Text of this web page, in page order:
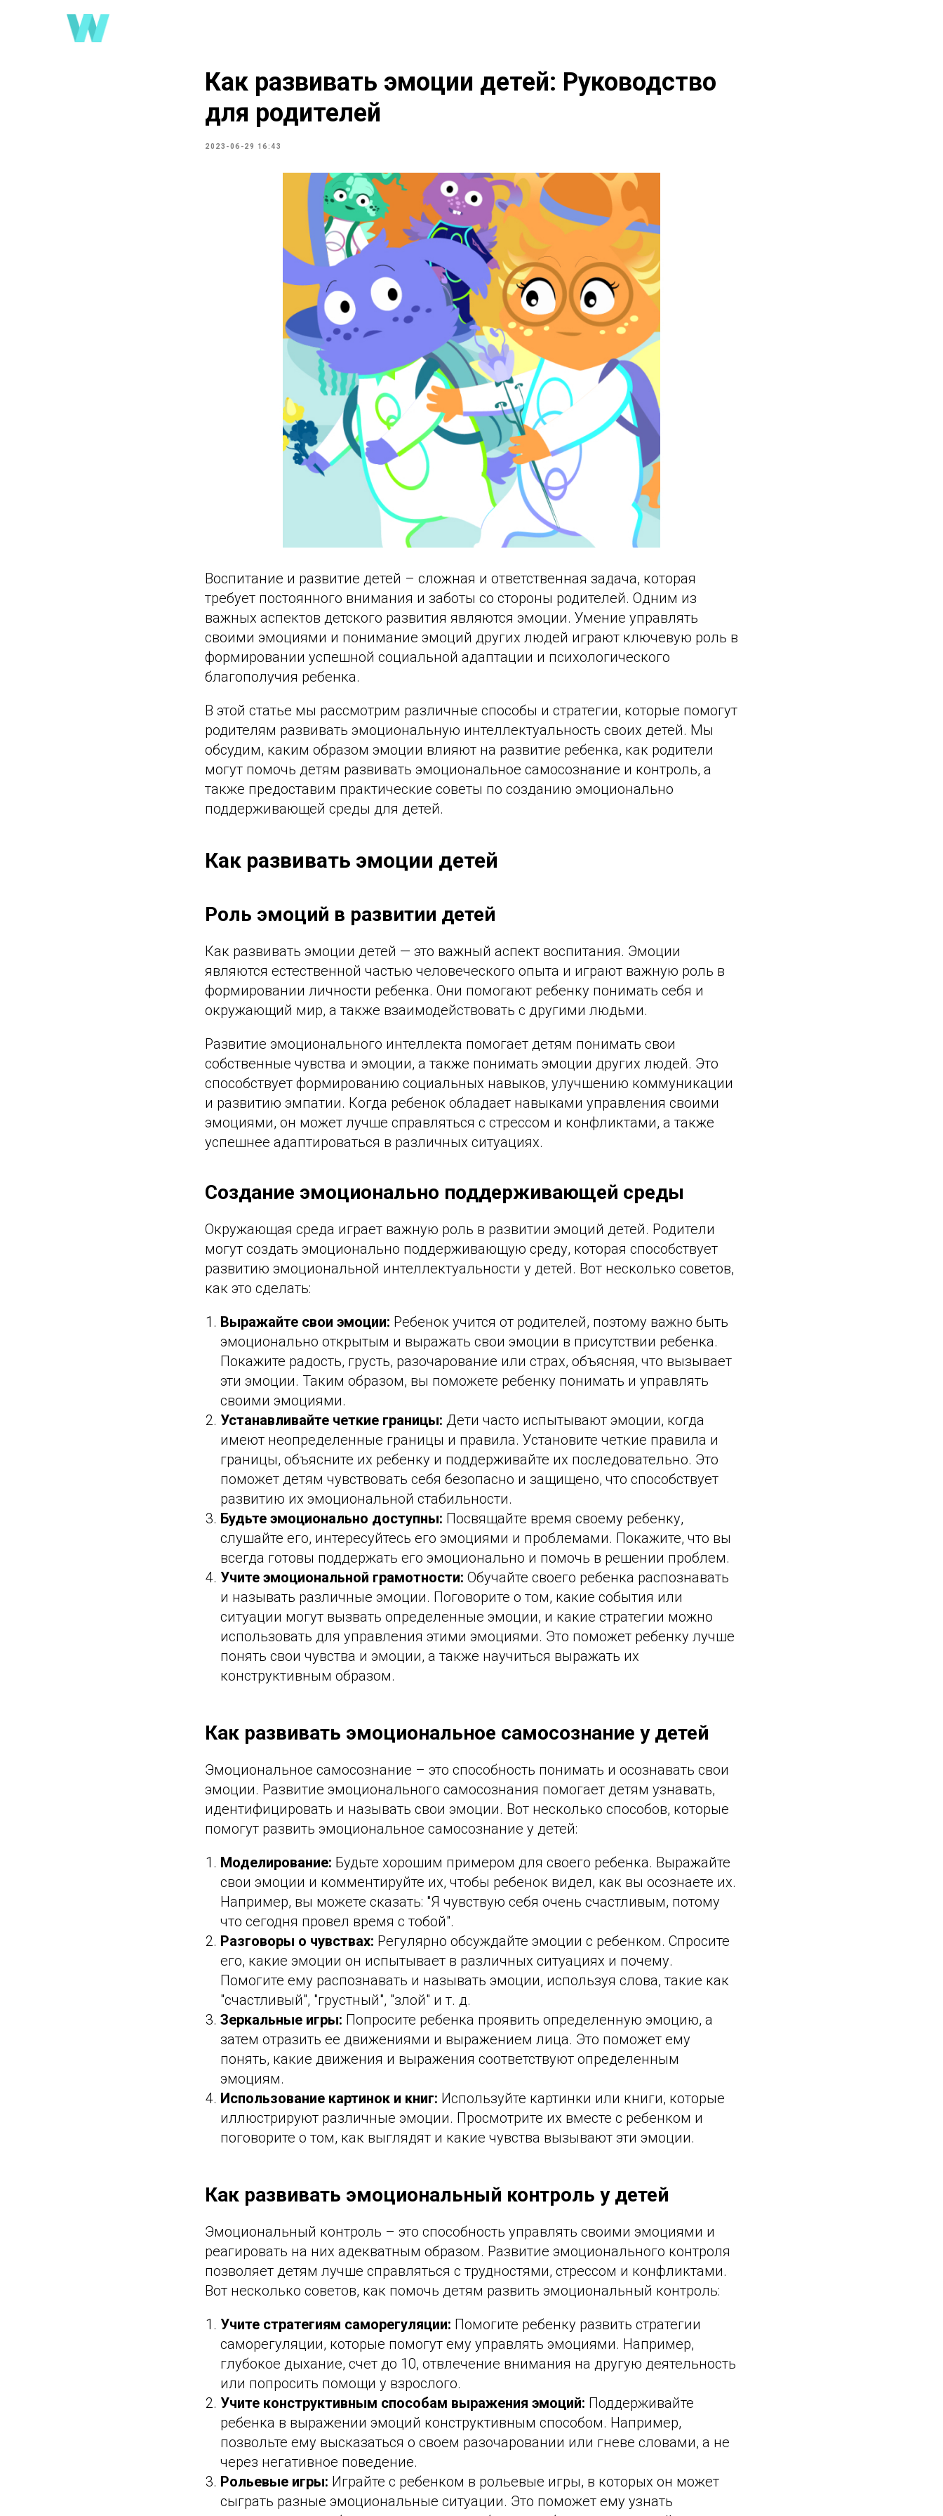
Как развивать эмоции детей: Руководство
для родителей
2023-06-29 16:43
Воспитание и развитие детей – сложная и ответственная задача, которая
требует постоянного внимания и заботы со стороны родителей. Одним из
важных аспектов детского развития являются эмоции. Умение управлять
своими эмоциями и понимание эмоций других людей играют ключевую роль в
формировании успешной социальной адаптации и психологического
благополучия ребенка.
В этой статье мы рассмотрим различные способы и стратегии, которые помогут
родителям развивать эмоциональную интеллектуальность своих детей. Мы
обсудим, каким образом эмоции влияют на развитие ребенка, как родители
могут помочь детям развивать эмоциональное самосознание и контроль, а
также предоставим практические советы по созданию эмоционально
поддерживающей среды для детей.
Как развивать эмоции детей
Роль эмоций в развитии детей
Как развивать эмоции детей — это важный аспект воспитания. Эмоции
являются естественной частью человеческого опыта и играют важную роль в
формировании личности ребенка. Они помогают ребенку понимать себя и
окружающий мир, а также взаимодействовать с другими людьми.
Развитие эмоционального интеллекта помогает детям понимать свои
собственные чувства и эмоции, а также понимать эмоции других людей. Это
способствует формированию социальных навыков, улучшению коммуникации
и развитию эмпатии. Когда ребенок обладает навыками управления своими
эмоциями, он может лучше справляться с стрессом и конфликтами, а также
успешнее адаптироваться в различных ситуациях.
Создание эмоционально поддерживающей среды
Окружающая среда играет важную роль в развитии эмоций детей. Родители
могут создать эмоционально поддерживающую среду, которая способствует
развитию эмоциональной интеллектуальности у детей. Вот несколько советов,
как это сделать:
Выражайте свои эмоции: Ребенок учится от родителей, поэтому важно быть
эмоционально открытым и выражать свои эмоции в присутствии ребенка.
Покажите радость, грусть, разочарование или страх, объясняя, что вызывает
эти эмоции. Таким образом, вы поможете ребенку понимать и управлять
своими эмоциями.
Устанавливайте четкие границы: Дети часто испытывают эмоции, когда
имеют неопределенные границы и правила. Установите четкие правила и
границы, объясните их ребенку и поддерживайте их последовательно. Это
поможет детям чувствовать себя безопасно и защищено, что способствует
развитию их эмоциональной стабильности.
Будьте эмоционально доступны: Посвящайте время своему ребенку,
слушайте его, интересуйтесь его эмоциями и проблемами. Покажите, что вы
всегда готовы поддержать его эмоционально и помочь в решении проблем.
Учите эмоциональной грамотности: Обучайте своего ребенка распознавать
и называть различные эмоции. Поговорите о том, какие события или
ситуации могут вызвать определенные эмоции, и какие стратегии можно
использовать для управления этими эмоциями. Это поможет ребенку лучше
понять свои чувства и эмоции, а также научиться выражать их
конструктивным образом.
Как развивать эмоциональное самосознание у детей
Эмоциональное самосознание – это способность понимать и осознавать свои
эмоции. Развитие эмоционального самосознания помогает детям узнавать,
идентифицировать и называть свои эмоции. Вот несколько способов, которые
помогут развить эмоциональное самосознание у детей:
Моделирование: Будьте хорошим примером для своего ребенка. Выражайте
свои эмоции и комментируйте их, чтобы ребенок видел, как вы осознаете их.
Например, вы можете сказать: "Я чувствую себя очень счастливым, потому
что сегодня провел время с тобой".
Разговоры о чувствах: Регулярно обсуждайте эмоции с ребенком. Спросите
его, какие эмоции он испытывает в различных ситуациях и почему.
Помогите ему распознавать и называть эмоции, используя слова, такие как
"счастливый", "грустный", "злой" и т. д.
Зеркальные игры: Попросите ребенка проявить определенную эмоцию, а
затем отразить ее движениями и выражением лица. Это поможет ему
понять, какие движения и выражения соответствуют определенным
эмоциям.
Использование картинок и книг: Используйте картинки или книги, которые
иллюстрируют различные эмоции. Просмотрите их вместе с ребенком и
поговорите о том, как выглядят и какие чувства вызывают эти эмоции.
Как развивать эмоциональный контроль у детей
Эмоциональный контроль – это способность управлять своими эмоциями и
реагировать на них адекватным образом. Развитие эмоционального контроля
позволяет детям лучше справляться с трудностями, стрессом и конфликтами.
Вот несколько советов, как помочь детям развить эмоциональный контроль:
Учите стратегиям саморегуляции: Помогите ребенку развить стратегии
саморегуляции, которые помогут ему управлять эмоциями. Например,
глубокое дыхание, счет до 10, отвлечение внимания на другую деятельность
или попросить помощи у взрослого.
Учите конструктивным способам выражения эмоций: Поддерживайте
ребенка в выражении эмоций конструктивным способом. Например,
позвольте ему высказаться о своем разочаровании или гневе словами, а не
через негативное поведение.
Рольевые игры: Играйте с ребенком в рольевые игры, в которых он может
сыграть разные эмоциональные ситуации. Это поможет ему узнать